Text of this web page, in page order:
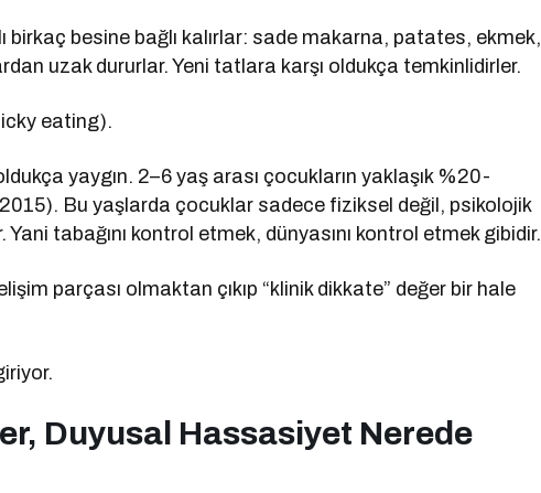
birkaç besine bağlı kalırlar: sade makarna, patates, ekmek,
uzak dururlar. Yeni tatlara karşı oldukça temkinlidirler.
eating).
yaygın. 2–6 yaş arası çocukların yaklaşık %20-
Bu yaşlarda çocuklar sadece fiziksel değil, psikolojik
tabağını kontrol etmek, dünyasını kontrol etmek gibidir.
parçası olmaktan çıkıp “klinik dikkate” değer bir hale
Duyusal Hassasiyet Nerede